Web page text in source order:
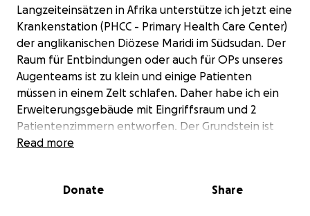
Langzeiteinsätzen in Afrika unterstütze ich jetzt eine
Krankenstation (PHCC - Primary Health Care Center)
der anglikanischen Diözese Maridi im Südsudan. Der
Raum für Entbindungen oder auch für OPs unseres
Augenteams ist zu klein und einige Patienten
müssen in einem Zelt schlafen. Daher habe ich ein
Erweiterungsgebäude mit Eingriffsraum und 2
Patientenzimmern entworfen. Der Grundstein ist
gelegt und es gibt ein Bau-Unternehmen vor Ort,
verschicke ich medizinische Geräte. Das Geld kann
Read more
Donate Share